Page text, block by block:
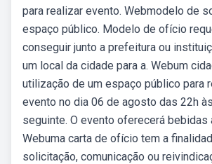
para realizar evento. Webmodelo de
espaço público. Modelo de ofício
conseguir junto a prefeitura ou
um local da cidade para a. Webum
utilização de um espaço público para
evento no dia 06 de agosto das 22h
seguinte. O evento oferecerá bebidas
Webuma carta de ofício tem a
solicitação, comunicação ou